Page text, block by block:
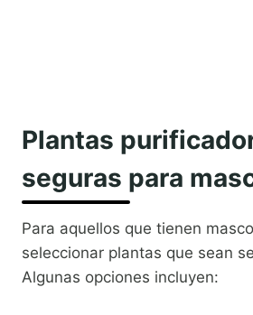
Plantas
seguras para
Para aquellos que tienen
seleccionar plantas que sean
Algunas opciones incluyen: